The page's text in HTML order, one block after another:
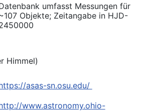
umfasst Messungen für
Objekte; Zeitangabe in HJD-
Himmel)
asas-sn.osu.edu/
www.astronomy.ohio-